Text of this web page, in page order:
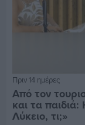
Πριν 14 ημέρες
Από τον
και τα
Λύκειο, τι;»